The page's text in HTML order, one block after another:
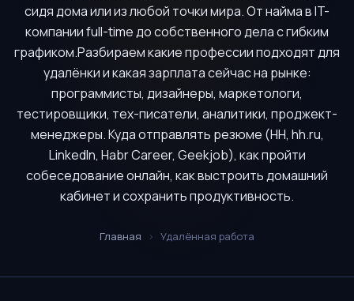
сидя дома или из любой точки мира. От найма в IT-
компании full-time до собственного дела с гибким
графиком.Разбираем какие профессии подходят для
удалёнки и какая зарплата сейчас на рынке:
программисты, дизайнеры, маркетологи,
тестировщики, тех-писатели, аналитики, проджект-
менеджеры. Куда отправлять резюме (HH, hh.ru,
LinkedIn, Habr Career, Geekjob), как пройти
собеседование онлайн, как выстроить домашний
кабинет и сохранить продуктивность.
Главная › Удалённая работа